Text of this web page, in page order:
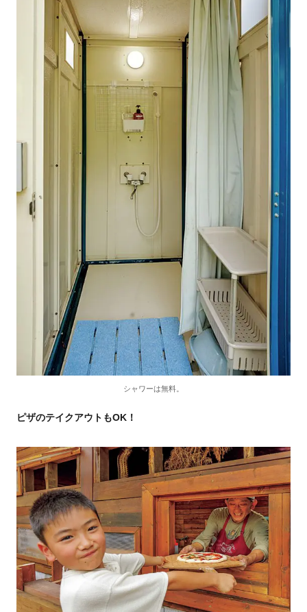
シャワーは無料。
ピザのテイクアウトもOK！